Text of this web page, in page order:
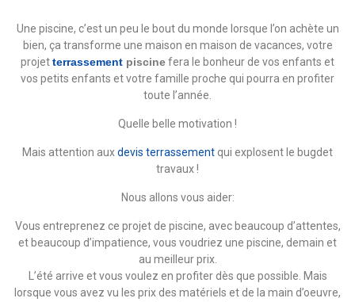
Une piscine, c’est un peu le bout du monde lorsque l’on achète un
bien, ça transforme une maison en maison de vacances, votre
projetterrassement piscinefera le bonheur de vos enfants et
vos petits enfants et votre famille proche qui pourra en profiter
toute l’année.
Quelle belle motivation !
Mais attention auxdevis terrassement qui explosent le bugdet
travaux !
Nous allons vous aider:
Vous entreprenez ce projet de piscine, avec beaucoup d’attentes,
et beaucoup d’impatience, vous voudriez une piscine, demain et
au meilleur prix.
L’été arrive et vous voulez en profiter dès que possible. Mais
lorsque vous avez vu les prix des matériels et de la main d’oeuvre,